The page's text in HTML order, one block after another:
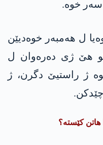
سەر خوە.
ل ھەمبەر خوەدیێن
ھێ ژی دەرەوان ل
ژ راستیێ دگرن، ژ
کێستە؟